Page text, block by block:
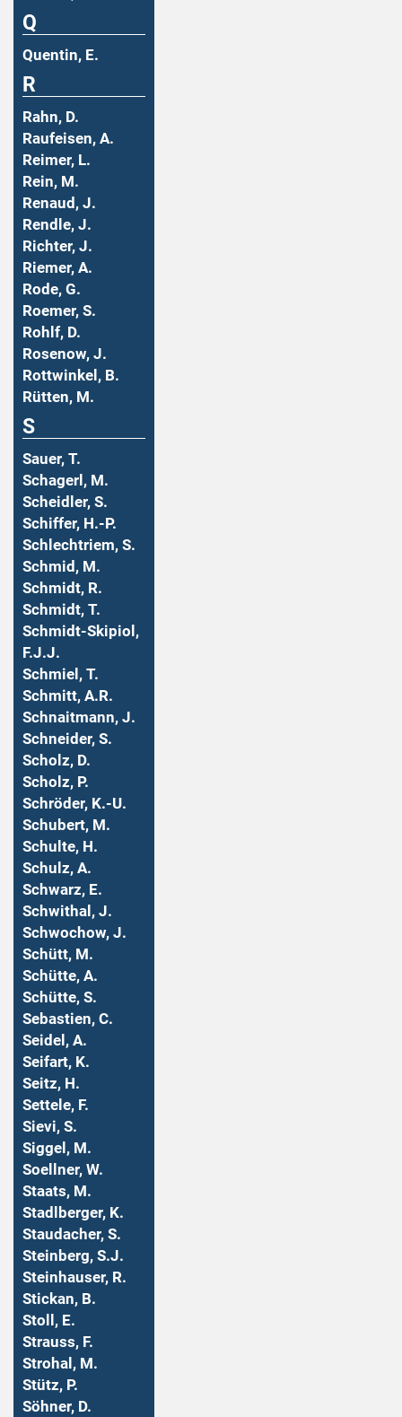
Q
Quentin, E.
R
Rahn, D.
Raufeisen, A.
Reimer, L.
Rein, M.
Renaud, J.
Rendle, J.
Richter, J.
Riemer, A.
Rode, G.
Roemer, S.
Rohlf, D.
Rosenow, J.
Rottwinkel, B.
Rütten, M.
S
Sauer, T.
Schagerl, M.
Scheidler, S.
Schiffer, H.-P.
Schlechtriem, S.
Schmid, M.
Schmidt, R.
Schmidt, T.
Schmidt-Skipiol,
F.J.J.
Schmiel, T.
Schmitt, A.R.
Schnaitmann, J.
Schneider, S.
Scholz, D.
Scholz, P.
Schröder, K.-U.
Schubert, M.
Schulte, H.
Schulz, A.
Schwarz, E.
Schwithal, J.
Schwochow, J.
Schütt, M.
Schütte, A.
Schütte, S.
Sebastien, C.
Seidel, A.
Seifart, K.
Seitz, H.
Settele, F.
Sievi, S.
Siggel, M.
Soellner, W.
Staats, M.
Stadlberger, K.
Staudacher, S.
Steinberg, S.J.
Steinhauser, R.
Stickan, B.
Stoll, E.
Strauss, F.
Strohal, M.
Stütz, P.
Söhner, D.